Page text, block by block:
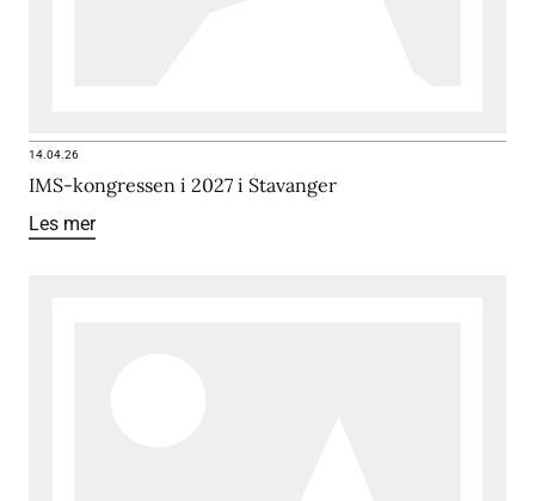
14.04.26
IMS-kongressen i 2027 i Stavanger
Les mer